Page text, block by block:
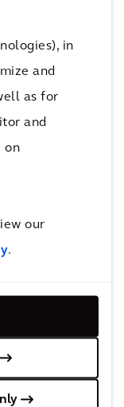
in
and
as for
and
on
our
.
clientes
uso, criar
real, os
a
significativos